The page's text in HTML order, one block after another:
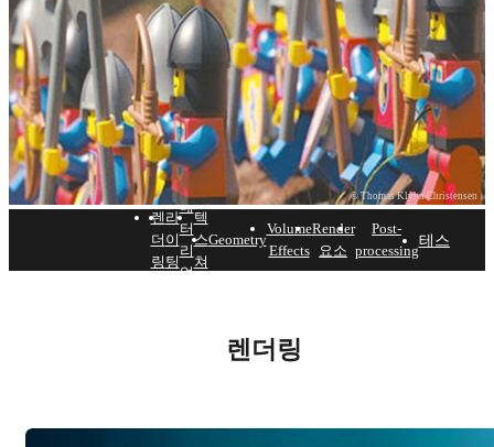
© Thomas Klyhn Christensen
기능들
지금 구매하기
렌
더
링
라
이
팅
매
터
리
얼
텍
스
쳐
Geometry
Volume
Effects
Render
요소
Post-
processing테스트하
렌더링